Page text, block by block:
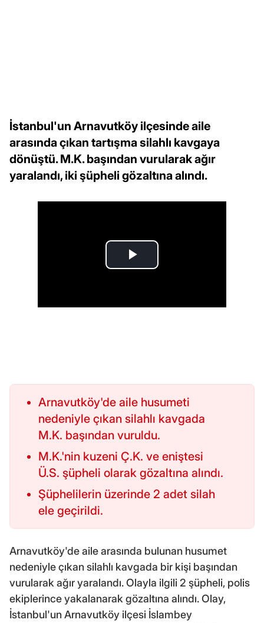
İstanbul'un Arnavutköy ilçesinde aile
arasında çıkan tartışma silahlı kavgaya
dönüştü. M.K. başından vurularak ağır
yaralandı, iki şüpheli gözaltına alındı.
Arnavutköy'de aile husumeti
nedeniyle çıkan silahlı kavgada
M.K. başından vuruldu.
M.K.'nin kuzeni Ç.K. ve eniştesi
Ü.S. şüpheli olarak gözaltına alındı.
Şüphelilerin üzerinde 2 adet silah
ele geçirildi.
Arnavutköy'de aile arasında bulunan husumet
nedeniyle çıkan silahlı kavgada bir kişi başından
vurularak ağır yaralandı. Olayla ilgili 2 şüpheli, polis
ekiplerince yakalanarak gözaltına alındı. Olay,
İstanbul'un Arnavutköy ilçesi İslambey